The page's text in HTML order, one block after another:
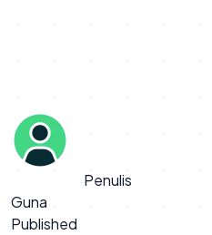
Penulis
Guna
Published